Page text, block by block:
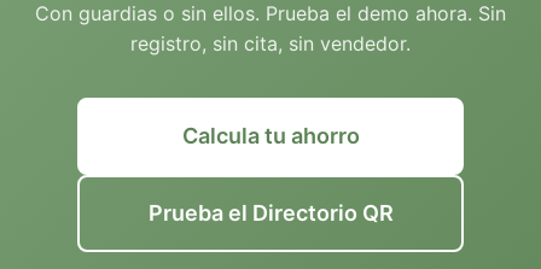
Con guardias o sin ellos. Prueba el demo ahora. Sin
registro, sin cita, sin vendedor.
Calcula tu ahorro
Prueba el Directorio QR